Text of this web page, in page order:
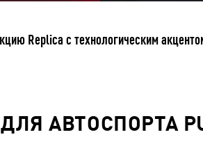
Replica с технологическим
АВТОСПОРТА